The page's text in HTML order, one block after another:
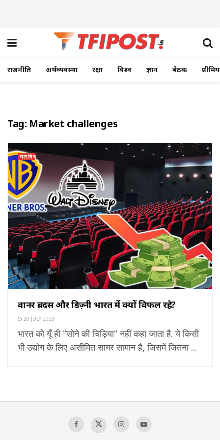
राजनीति अर्थव्यवस्था रक्षा विश्व ज्ञान बैठक
Tag: Market challenges
चलचित्र
वार्नर ब्रदर्स और डिज़्नी भारत में क्यों विफल रहे?
20 JULY 2023
भारत को यूँ ही "सोने की चिड़िया" नहीं कहा जाता है. ये किसी
भी उद्योग के लिए असीमित सागर सामान है, जिसमें जितना ...